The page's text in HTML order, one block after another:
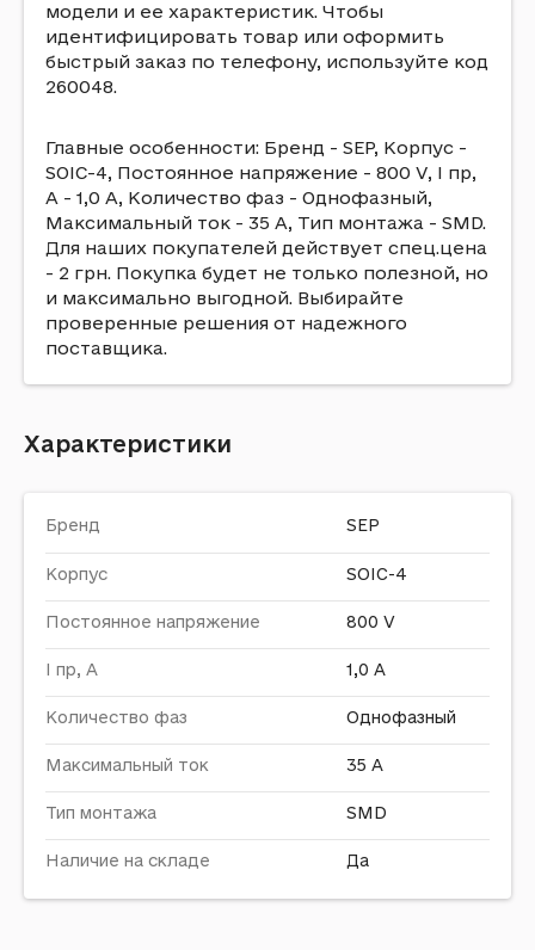
модели и ее характеристик. Чтобы
идентифицировать товар или оформить
быстрый заказ по телефону, используйте код
260048.
Главные особенности: Бренд - SEP, Корпус -
SOIC-4, Постоянное напряжение - 800 V, I пр,
A - 1,0 А, Количество фаз - Однофазный,
Максимальный ток - 35 A, Тип монтажа - SMD.
Для наших покупателей действует спец.цена
- 2 грн. Покупка будет не только полезной, но
и максимально выгодной. Выбирайте
проверенные решения от надежного
поставщика.
Характеристики
Бренд SEP
Корпус SOIC-4
Постоянное напряжение 800 V
I пр, A 1,0 А
Количество фаз Однофазный
Максимальный ток 35 A
Тип монтажа SMD
Наличие на складе Да